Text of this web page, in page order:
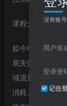
课程介绍
如今电商投流早
底失效，但大部
域流量底层逻辑
消耗、成本失控
没有账
用户名
登录密
记住